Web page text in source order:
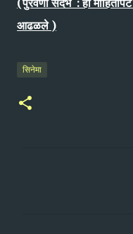
(पुरवणी संदर्भ : हा माहितीपट
आढळले )
सिनेमा